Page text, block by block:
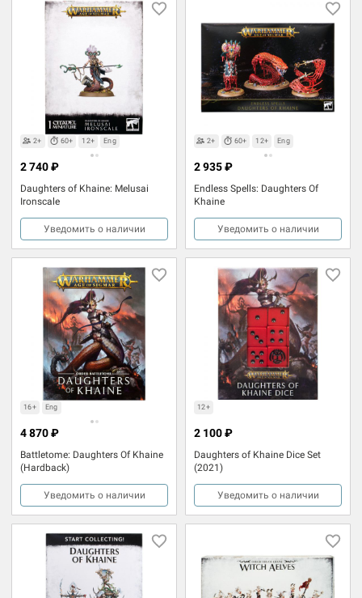
2+ 60+ 12+ Eng
Daughters of Khaine: Melusai
Ironscale
2 740 ₽
Уведомить о наличии
2+ 60+ 12+ Eng
Endless Spells: Daughters Of
Khaine
2 935 ₽
Уведомить о наличии
16+ Eng
Battletome: Daughters Of Khaine
(Hardback)
4 870 ₽
Уведомить о наличии
12+
Daughters of Khaine Dice Set
(2021)
2 100 ₽
Уведомить о наличии